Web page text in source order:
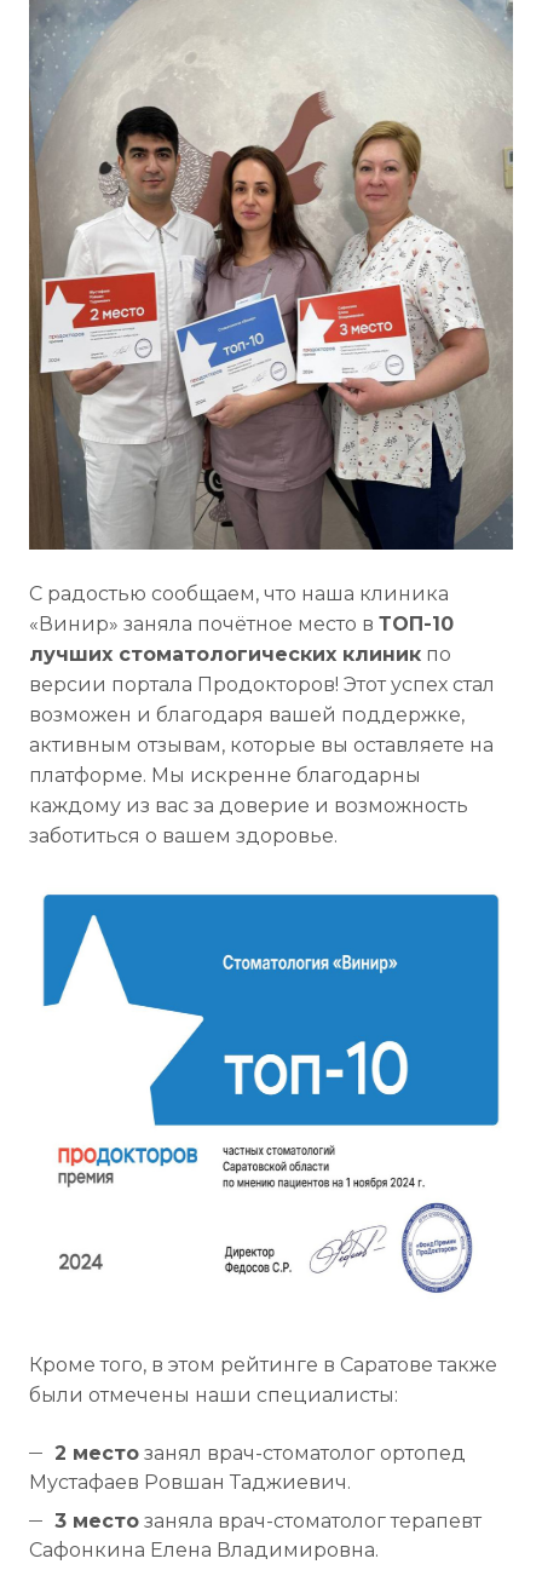
С радостью сообщаем, что наша клиника
«Винир» заняла почётное место в ТОП-10
лучших стоматологических клиник по
версии портала Продокторов! Этот успех стал
возможен и благодаря вашей поддержке,
активным отзывам, которые вы оставляете на
платформе. Мы искренне благодарны
каждому из вас за доверие и возможность
заботиться о вашем здоровье.
Кроме того, в этом рейтинге в Саратове также
были отмечены наши специалисты:
2 место занял врач-стоматолог ортопед
Мустафаев Ровшан Таджиевич.
3 место заняла врач-стоматолог терапевт
Сафонкина Елена Владимировна.